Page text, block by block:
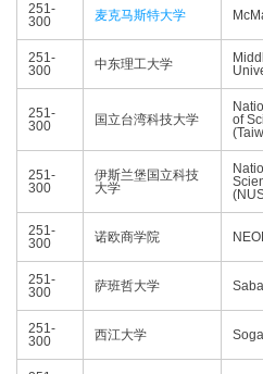
251-
300
麦克马斯特大学
251-
300
中东理工大学
251-
300
国立台湾科技大学
of
251-
300
伊斯兰堡国立科技
大学
251-
300
诺欧商学院
251-
300
萨班哲大学
251-
300
西江大学